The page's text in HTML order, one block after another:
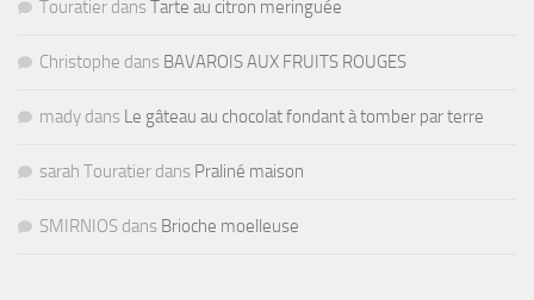
Touratier dans Tarte au citron meringuée
Christophe dans BAVAROIS AUX FRUITS ROUGES
mady dans Le gâteau au chocolat fondant à tomber par terre
sarah Touratier dans Praliné maison
SMIRNIOS dans Brioche moelleuse